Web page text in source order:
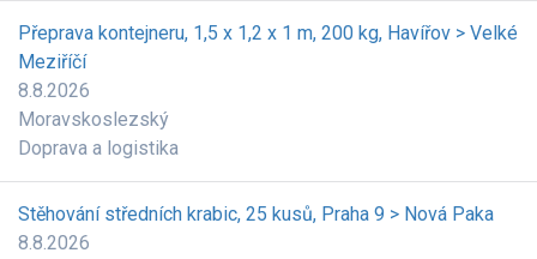
Přeprava kontejneru, 1,5 x 1,2 x 1 m, 200 kg, Havířov > Velké
Meziříčí
8.8.2026
Moravskoslezský
Doprava a logistika
Stěhování středních krabic, 25 kusů, Praha 9 > Nová Paka
8.8.2026